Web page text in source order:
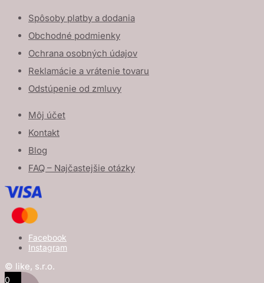
Spôsoby platby a dodania
Obchodné podmienky
Ochrana osobných údajov
Reklamácie a vrátenie tovaru
Odstúpenie od zmluvy
Môj účet
Kontakt
Blog
FAQ – Najčastejšie otázky
Facebook
Instagram
© like, s.r.o.
0